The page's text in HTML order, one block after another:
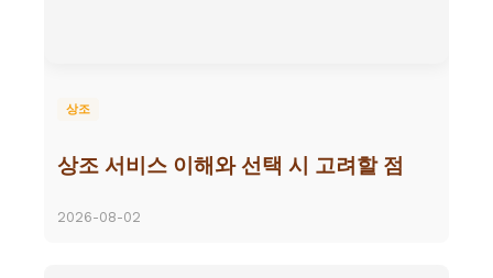
상조
상조 서비스 이해와 선택 시 고려할 점
2026-08-02